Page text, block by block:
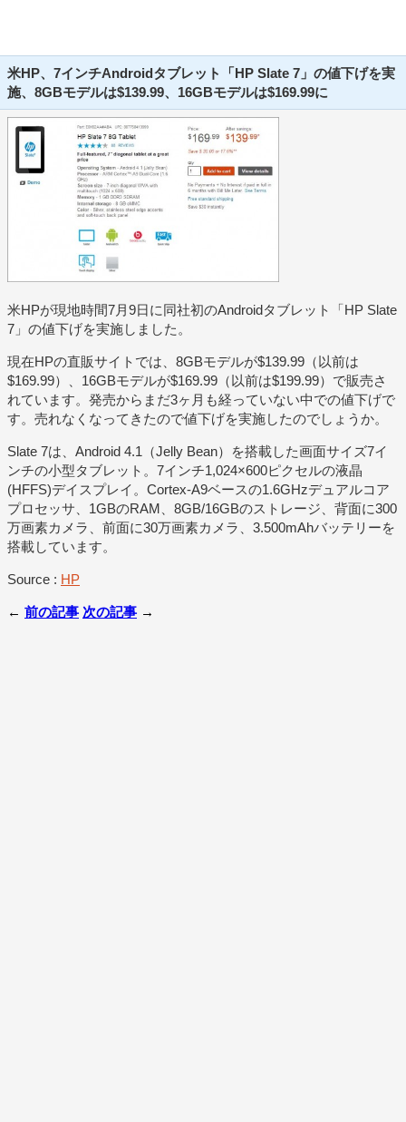
米HP、7インチAndroidタブレット「HP Slate 7」の値下げを実
施、8GBモデルは$139.99、16GBモデルは$169.99に
米HPが現地時間7月9日に同社初のAndroidタブレット「HP Slate
7」の値下げを実施しました。
現在HPの直販サイトでは、8GBモデルが$139.99（以前は
$169.99）、16GBモデルが$169.99（以前は$199.99）で販売さ
れています。発売からまだ3ヶ月も経っていない中での値下げで
す。売れなくなってきたので値下げを実施したのでしょうか。
Slate 7は、Android 4.1（Jelly Bean）を搭載した画面サイズ7イ
ンチの小型タブレット。7インチ1,024×600ピクセルの液晶
(HFFS)デイスプレイ。Cortex-A9ベースの1.6GHzデュアルコア
プロセッサ、1GBのRAM、8GB/16GBのストレージ、背面に300
万画素カメラ、前面に30万画素カメラ、3.500mAhバッテリーを
搭載しています。
Source : HP
← 前の記事 次の記事 →